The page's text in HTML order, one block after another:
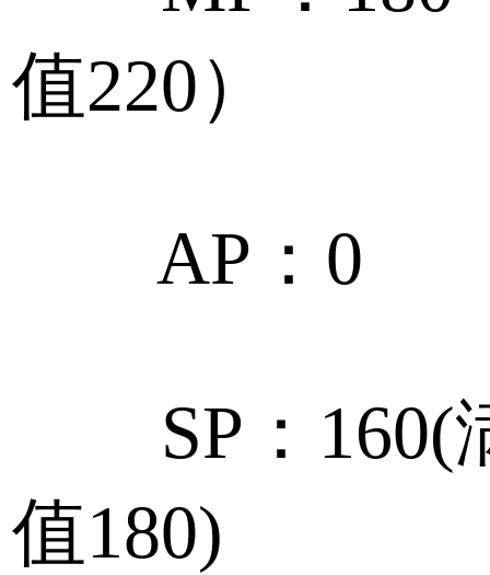
值220）
AP：0
SP：160(
值180)